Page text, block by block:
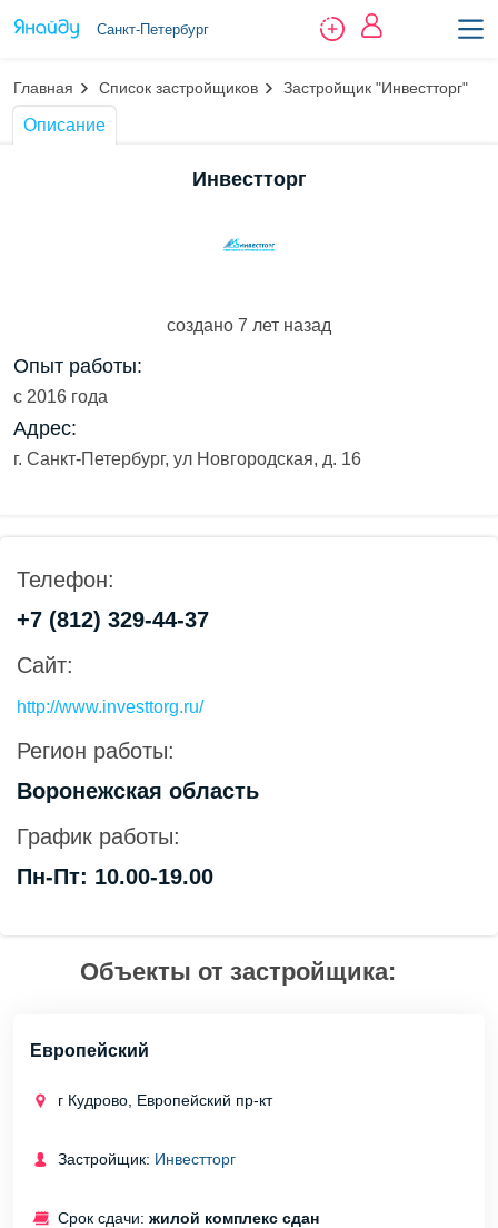
Санкт-Петербург
Главная Список застройщиков Застройщик "Инвестторг"
Описание
Инвестторг
создано 7 лет назад
Опыт работы:
с 2016 года
Адрес:
г. Санкт-Петербург, ул Новгородская, д. 16
Телефон:
+7 (812) 329-44-37
Сайт:
http://www.investtorg.ru/
Регион работы:
Воронежская область
График работы:
Пн-Пт: 10.00-19.00
Объекты от застройщика:
Европейский
г Кудрово, Европейский пр-кт
Застройщик: Инвестторг
Срок сдачи: жилой комплекс сдан